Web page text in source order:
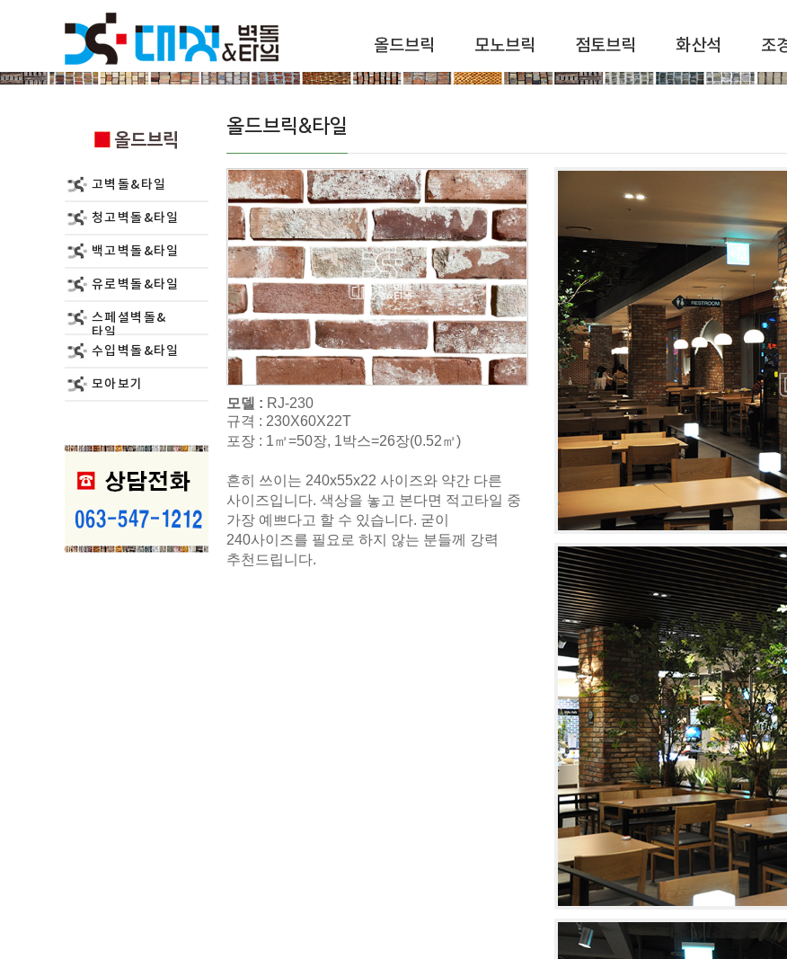
올드브릭 모노브릭 점토브릭 화산석 조
올드브릭
고벽돌&타일
청고벽돌&타일
백고벽돌&타일
유로벽돌&타일
스페셜벽돌&
타일
수입벽돌&타일
모아보기
올드브릭&타일
모델 : RJ-230
규격 : 230X60X22T
포장 : 1㎡=50장, 1박스=26장(0.52㎡)
흔히 쓰이는 240x55x22 사이즈와 약간 다른
사이즈입니다. 색상을 놓고 본다면 적고타일 중
가장 예쁘다고 할 수 있습니다. 굳이
240사이즈를 필요로 하지 않는 분들께 강력
추천드립니다.